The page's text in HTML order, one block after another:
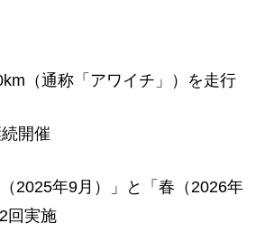
（通称「アワイチ」）を走行
開催
2025年9月）」と「春（2026年
回実施